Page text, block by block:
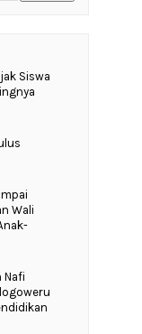
Siswa
Wali
Nafi